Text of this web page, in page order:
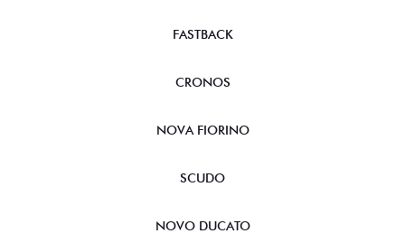
FASTBACK
CRONOS
NOVA FIORINO
SCUDO
NOVO DUCATO